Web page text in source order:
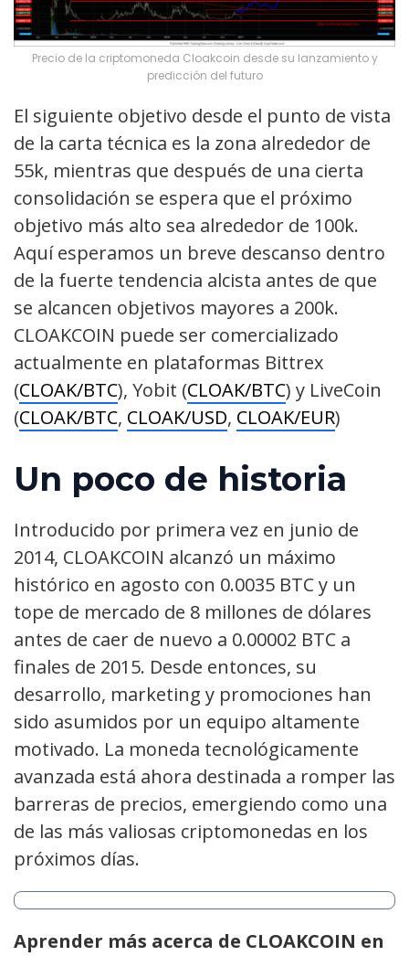
Precio de la criptomoneda Cloakcoin desde su lanzamiento y
predicción del futuro
El siguiente objetivo desde el punto de vista
de la carta técnica es la zona alrededor de
55k, mientras que después de una cierta
consolidación se espera que el próximo
objetivo más alto sea alrededor de 100k.
Aquí esperamos un breve descanso dentro
de la fuerte tendencia alcista antes de que
se alcancen objetivos mayores a 200k.
CLOAKCOIN puede ser comercializado
actualmente en plataformas Bittrex
(CLOAK/BTC), Yobit (CLOAK/BTC) y LiveCoin
(CLOAK/BTC, CLOAK/USD, CLOAK/EUR)
Un poco de historia
Introducido por primera vez en junio de
2014, CLOAKCOIN alcanzó un máximo
histórico en agosto con 0.0035 BTC y un
tope de mercado de 8 millones de dólares
antes de caer de nuevo a 0.00002 BTC a
finales de 2015. Desde entonces, su
desarrollo, marketing y promociones han
sido asumidos por un equipo altamente
motivado. La moneda tecnológicamente
avanzada está ahora destinada a romper las
barreras de precios, emergiendo como una
de las más valiosas criptomonedas en los
próximos días.
Aprender más acerca de CLOAKCOIN en